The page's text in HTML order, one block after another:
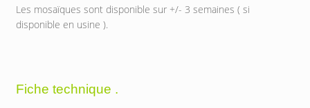
Les mosaïques sont disponible sur +/- 3 semaines ( si
disponible en usine ).
Fiche technique .